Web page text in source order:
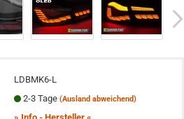
LDBMK6-L
2-3 Tage (Ausland abweichend)
» Info - Hersteller «